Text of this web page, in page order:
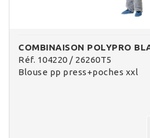
COMBINAISON POLYPRO
Réf. 104220 / 26260T5
Blouse pp press+poches xxl